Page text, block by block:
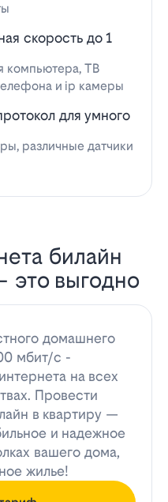
скорость до 1
компьютера, ТВ
и ip камеры
для умного
различные датчики
билайн
это выгодно
домашнего
мбит/с -
на всех
Провести
в квартиру —
и надежное
вашего дома,
жилье!